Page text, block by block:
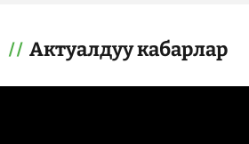
Актуалдуу кабарлар